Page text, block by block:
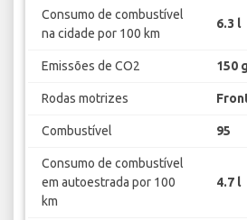
Consumo de combustível
na cidade por 100 km
6.3 l
Emissões de CO2 150
Rodas motrizes
Combustível 95
Consumo de combustível
em autoestrada por 100
km
4.7 l